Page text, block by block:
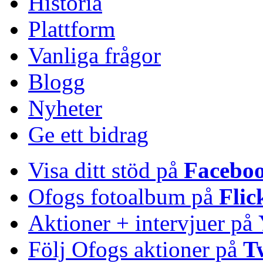
Plattform
Vanliga frågor
Blogg
Nyheter
Ge ett bidrag
Visa ditt stöd på
Ofogs fotoalbum på
Aktioner + intervjuer på
Följ Ofogs aktioner på